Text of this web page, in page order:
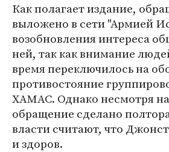
Как полагает издание,
выложено в сети "Армией
возобновления интереса
ней, так как внимание
время переключилось на
противостояние
ХАМАС. Однако несмотря
обращение сделано
власти считают, что
и здоров.